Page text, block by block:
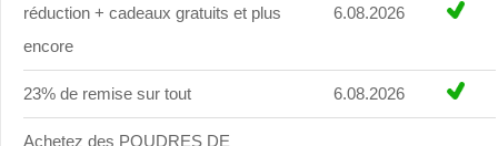
réduction + cadeaux gratuits et plus
encore
6.08.2026
23% de remise sur tout 6.08.2026
Achetez des POUDRES DE